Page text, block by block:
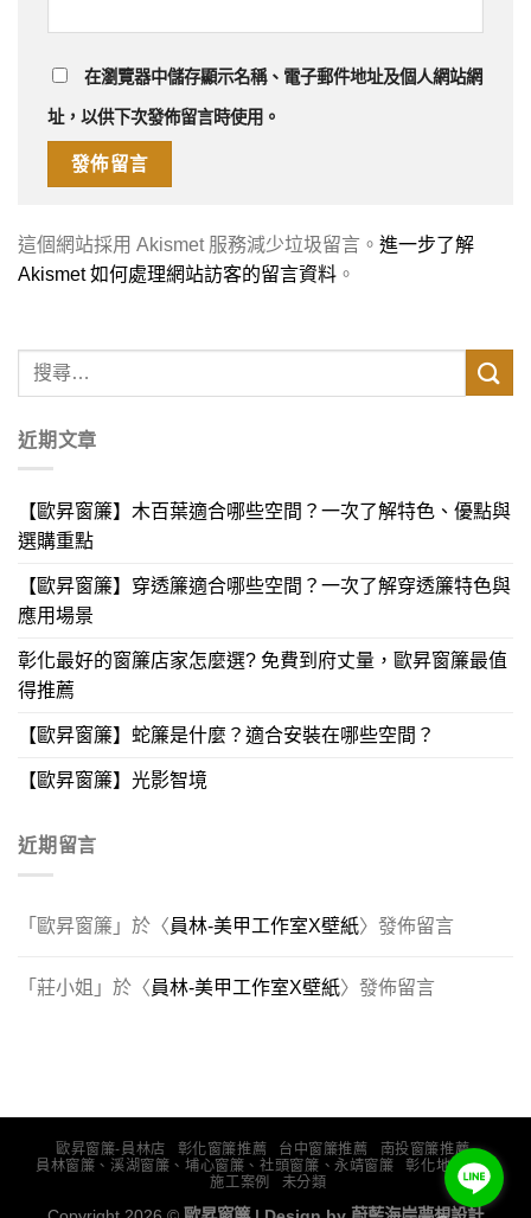
在瀏覽器中儲存顯示名稱、電子郵件地址及個人網站網
址，以供下次發佈留言時使用。
這個網站採用 Akismet 服務減少垃圾留言。 進一步了解
Akismet 如何處理網站訪客的留言資料 。
近期文章
【歐昇窗簾】木百葉適合哪些空間？一次了解特色、優點與
選購重點
【歐昇窗簾】穿透簾適合哪些空間？一次了解穿透簾特色與
應用場景
彰化最好的窗簾店家怎麼選? 免費到府丈量，歐昇窗簾最值
得推薦
【歐昇窗簾】蛇簾是什麼？適合安裝在哪些空間？
【歐昇窗簾】光影智境
近期留言
「 歐昇窗簾 」於〈員林-美甲工作室X壁紙〉發佈留言
「 莊小姐 」於〈員林-美甲工作室X壁紙〉發佈留言
歐昇窗簾-員林店 彰化窗簾推薦 台中窗簾推薦
南投窗簾推薦
員林窗簾、溪湖窗簾、埔心窗簾、社頭窗簾、永靖窗簾
彰化地板推薦
施工案例
未分類